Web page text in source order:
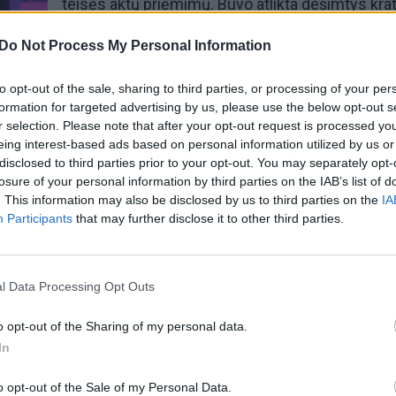
Do Not Process My Personal Information
opt-out of the sale, sharing to third parties, or processing of your
for targeted advertising by us, please use the below opt-out
selection. Please note that after your opt-out request is processed
interest-based ads based on personal information utilized by us
to third parties prior to your opt-out. You may separately
of your personal information by third parties on the IAB’s list of
This information may also be disclosed by us to third parties on the
Participants that may further disclose it to other third parties.
Data Processing Opt Outs
opt-out of the Sharing of my personal data.
opt-out of the Sale of my Personal Data.
teisės aktų priėmimų. Buvo atlikta dešimtys
laisvę.
ir„Kauno tiltų“ vadovą Aldą Rusevičių
. Birželio
rytą STT atliko kratą „Kauno tiltų“ biure, o po
paaiškėjo, kad sulaikytas A.Rusevičius.
Apie STT vizitą paskelbė irprekybos tinklo
vadovybė. Įmonė nurodė, kad turėjo pateikti
informaciją apie „kelių metų senumo įvykius“
Birželio 3 dieną V.Sutkus buvo atvežtas į
apylinkės teismą, o STT paskelbė, kokiu pagrindu
Korupcijos byloje tą pačią dieną sulaikytas ir
00:02:27
vienas po kito traukia į
Specialiųjų tyrimų
M. Zalatorius: „Esu, buvau ir
Žinios